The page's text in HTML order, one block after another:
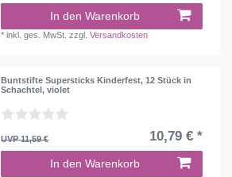
In den Warenkorb
*inkl. ges. MwSt. zzgl.Versandkosten
Buntstifte Supersticks Kinderfest, 12 Stück in
Schachtel, violet
UVP 11,59 € 10,79 € *
In den Warenkorb